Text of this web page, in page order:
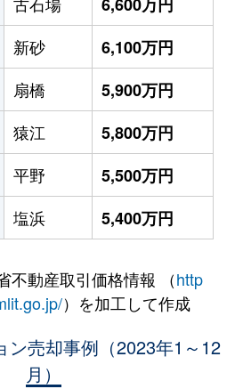
新砂
6,100万円
扇橋
5,900万円
猿江
5,800万円
平野
5,500万円
塩浜 5,400万円
不動産取引価格情報 （http
）を加工して作成
ン売却事例（2023年1～12
月）